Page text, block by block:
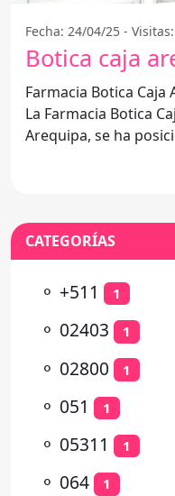
Fecha: 24/04/25 -
Botica caja
Farmacia Botica
La Farmacia Botica
Arequipa, se ha
CATEGORÍAS
⚬ +511 1
⚬ 02403 1
⚬ 02800 1
⚬ 051 1
⚬ 05311 1
⚬ 064 1